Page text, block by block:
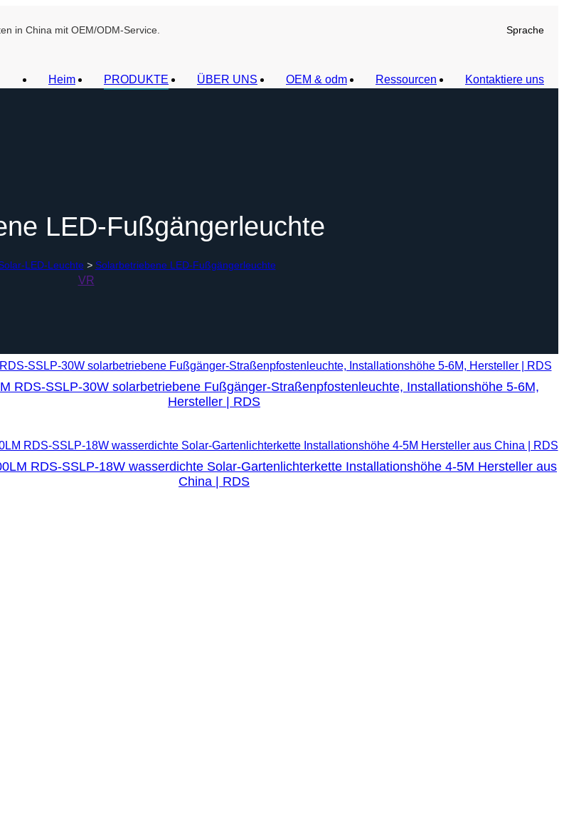
in China mit OEM/ODM-Service. Sprache
Heim PRODUKTE ÜBER UNS OEM & odm Ressourcen Kontaktiere uns
LED-Fußgängerleuchte
LED-Leuchte > Solarbetriebene LED-Fußgängerleuchte
VR
RDS-SSLP-30W solarbetriebene Fußgänger-Straßenpfostenleuchte, Installationshöhe 5-6M,
Hersteller | RDS
RDS-SSLP-18W wasserdichte Solar-Gartenlichterkette Installationshöhe 4-5M Hersteller aus
China | RDS